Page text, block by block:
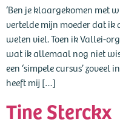
‘Ben je klaargekomen met
vertelde mijn moeder dat ik
weten viel. Toen ik Vallei-
wat ik allemaal nog niet
een ‘simpele cursus’
heeft mij […]
Tine Sterckx